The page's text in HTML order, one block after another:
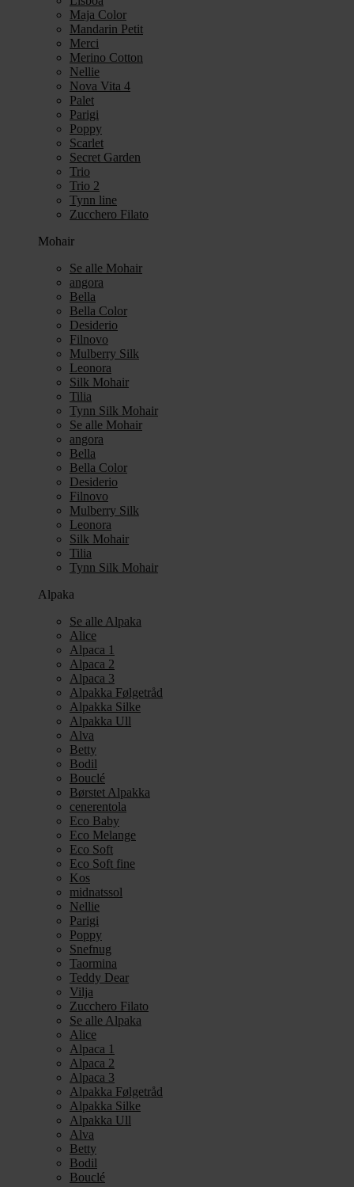
Maja Color
Mandarin Petit
Merci
Merino Cotton
Nellie
Nova Vita 4
Palet
Parigi
Poppy
Scarlet
Secret Garden
Trio
Trio 2
Tynn line
Zucchero Filato
Mohair
Se alle Mohair
angora
Bella
Bella Color
Desiderio
Filnovo
Mulberry Silk
Leonora
Silk Mohair
Tilia
Tynn Silk Mohair
Se alle Mohair
angora
Bella
Bella Color
Desiderio
Filnovo
Mulberry Silk
Leonora
Silk Mohair
Tilia
Tynn Silk Mohair
Alpaka
Se alle Alpaka
Alice
Alpaca 1
Alpaca 2
Alpaca 3
Alpakka Følgetråd
Alpakka Silke
Alpakka Ull
Alva
Betty
Bodil
Bouclé
Børstet Alpakka
cenerentola
Eco Baby
Eco Melange
Eco Soft
Eco Soft fine
Kos
midnatssol
Nellie
Parigi
Poppy
Snefnug
Taormina
Teddy Dear
Vilja
Zucchero Filato
Se alle Alpaka
Alice
Alpaca 1
Alpaca 2
Alpaca 3
Alpakka Følgetråd
Alpakka Silke
Alpakka Ull
Alva
Betty
Bodil
Bouclé